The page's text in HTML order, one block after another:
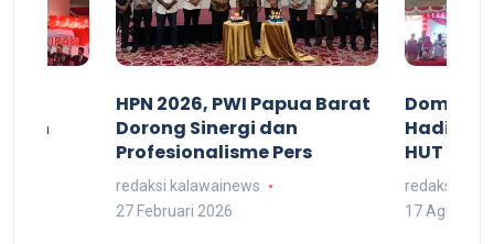
HPN 2026, PWI Papua Barat
Dorong Sinergi dan
Profesionalisme Pers
redaksi kalawainews
27 Februari 2026
Hadiri
HUT RI
redaksi
17 Agustus